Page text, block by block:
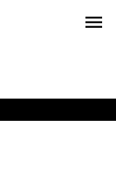
menu